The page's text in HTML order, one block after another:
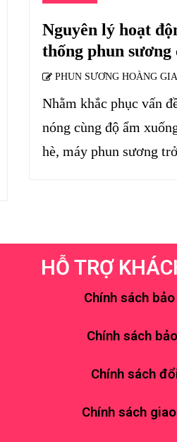
Nguyên lý hoạt
thống phun sương
PHUN SƯƠNG HOÀNG GIA
Nhằm khắc phục vấn
nóng cùng độ ẩm
hè, máy phun sương
HỖ TRỢ
Chính sách
Chính sách
Chính sách
Chính sách